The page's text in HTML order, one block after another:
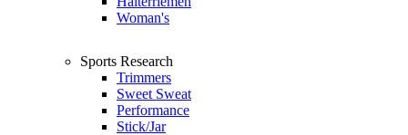
Woman's
Sports Research
Trimmers
Sweet Sweat
Performance
Stick/Jar